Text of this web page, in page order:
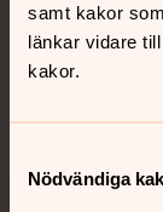
samt kakor
länkar vidare
kakor.
Nödvändiga
Sociala